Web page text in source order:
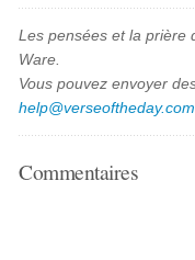
Les pensées et la prière
Ware.
Vous pouvez envoyer
help@verseoftheday.com
Commentaires